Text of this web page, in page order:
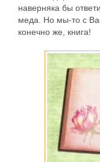
наверняка бы
меда. Но мы-то с
конечно же, книга!